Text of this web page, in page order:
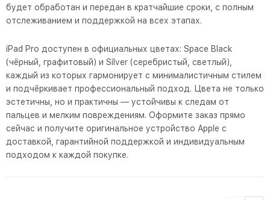
будет обработан и передан в кратчайшие сроки, с полным
отслеживанием и поддержкой на всех этапах.
iPad Pro доступен в официальных цветах: Space Black
(чёрный, графитовый) и Silver (серебристый, светлый),
каждый из которых гармонирует с минималистичным стилем
и подчёркивает профессиональный подход. Цвета не только
эстетичны, но и практичны — устойчивы к следам от
пальцев и мелким повреждениям. Оформите заказ прямо
сейчас и получите оригинальное устройство Apple с
доставкой, гарантийной поддержкой и индивидуальным
подходом к каждой покупке.